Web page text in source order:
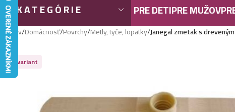
KATEGÓRIE PRE DETIPRE MUŽOV
Domov/Domácnosť/Povrchy/Metly, tyče, lopatky/Janegal zmetak s
Viac variant